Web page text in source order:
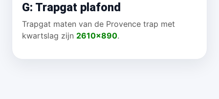
G: Trapgat plafond
Trapgat maten van de Provence trap met
kwartslag zijn 2610x890.